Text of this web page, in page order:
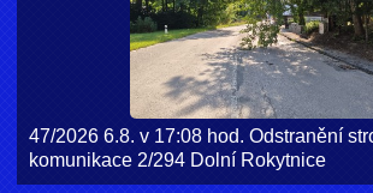
47/2026 6.8. v 17:08 hod. Odstranění
komunikace 2/294 Dolní Rokytnice